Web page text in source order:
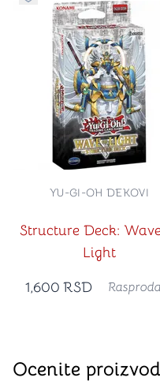
Dugme za dodavanje
Structure Deck:
Light
YU-GI-OH DEKOVI
1,600 RSD
Ocenite proizvod